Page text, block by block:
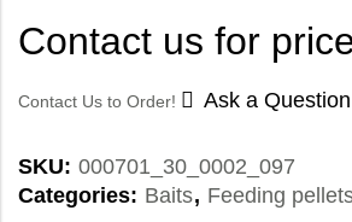
Contact us for
Contact Us to Order! Ask a Question
SKU: 000701_30_0002_097
Categories: Baits, Feeding